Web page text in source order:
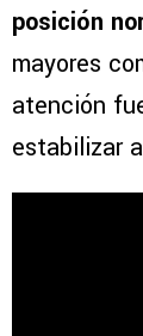
posición
mayores
atención
estabilizar